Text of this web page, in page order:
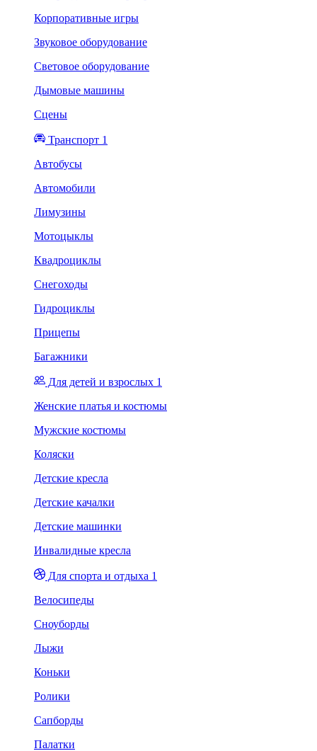
Корпоративные игры
Звуковое оборудование
Световое оборудование
Дымовые машины
Сцены
Транспорт 1
Автобусы
Автомобили
Лимузины
Мотоцыклы
Квадроциклы
Снегоходы
Гидроциклы
Прицепы
Багажники
Для детей и взрослых 1
Женские платья и костюмы
Мужские костюмы
Коляски
Детские кресла
Детские качалки
Детские машинки
Инвалидные кресла
Для спорта и отдыха 1
Велосипеды
Сноуборды
Лыжи
Коньки
Ролики
Сапборды
Палатки